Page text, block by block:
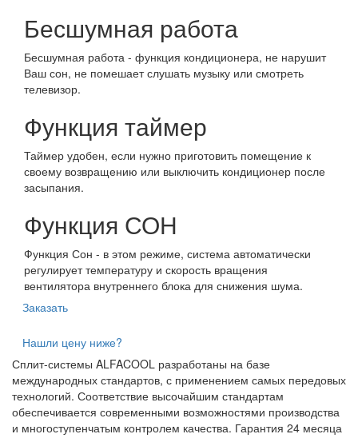
Бесшумная работа
Бесшумная работа - функция кондиционера, не нарушит
Ваш сон, не помешает слушать музыку или смотреть
телевизор.
Функция таймер
Таймер удобен, если нужно приготовить помещение к
своему возвращению или выключить кондиционер после
засыпания.
Функция СОН
Функция Сон - в этом режиме, система автоматически
регулирует температуру и скорость вращения
вентилятора внутреннего блока для снижения шума.
Заказать
Нашли цену ниже?
Сплит-системы ALFACOOL разработаны на базе
международных стандартов, с применением самых передовых
технологий. Соответствие высочайшим стандартам
обеспечивается современными возможностями производства
и многоступенчатым контролем качества. Гарантия 24 месяца